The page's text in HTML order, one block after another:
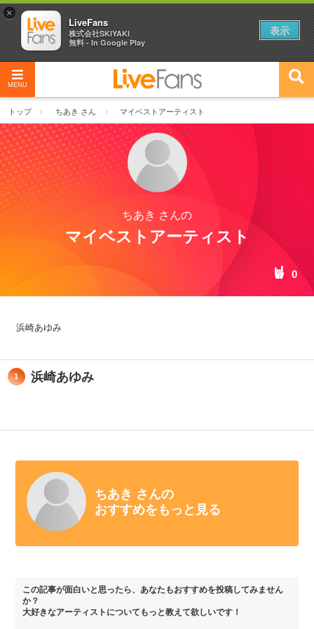
MENU
トップ ちあき さん マイベストアーティスト
ちあき さんの
マイベストアーティスト
0
浜崎あゆみ
1 浜崎あゆみ
ちあき さんの
おすすめをもっと見る
この記事が面白いと思ったら、あなたもおすすめを投稿してみません
か？
大好きなアーティストについてもっと教えて欲しいです！
×
LiveFans
株式会社SKIYAKI
無料 - In Google Play
表示